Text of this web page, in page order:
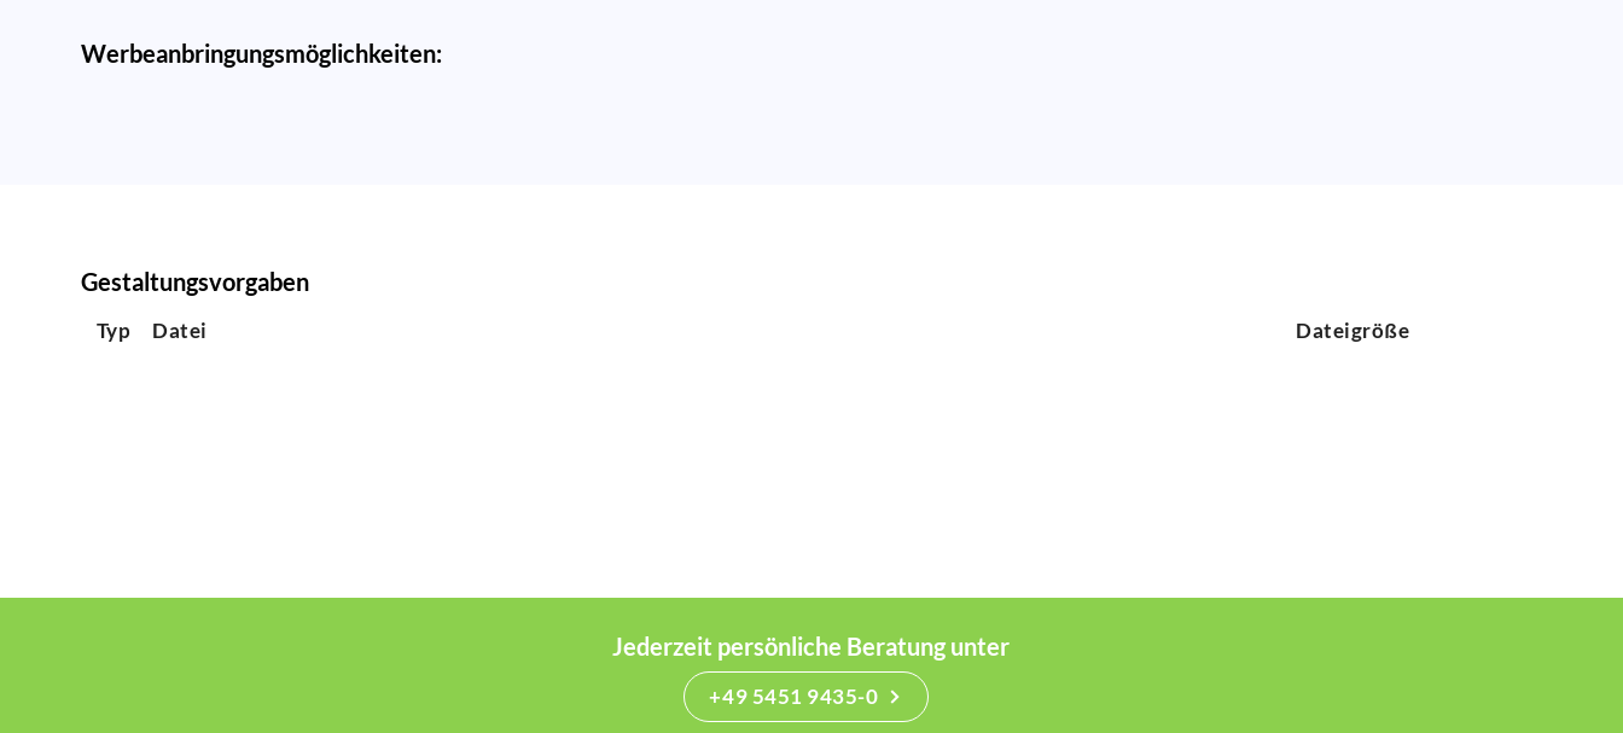
Werbeanbringungsmöglichkeiten:
Gestaltungsvorgaben
Typ Datei Dateigröße
Jederzeit persönliche Beratung unter
+49 5451 9435-0